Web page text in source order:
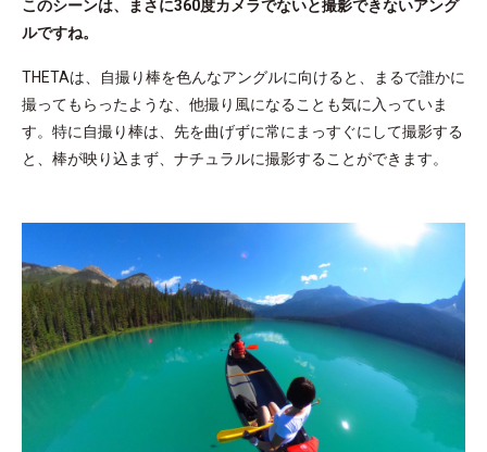
このシーンは、まさに360度カメラでないと撮影できないアング
ルですね。
THETAは、自撮り棒を色んなアングルに向けると、まるで誰かに
撮ってもらったような、他撮り風になることも気に入っていま
す。特に自撮り棒は、先を曲げずに常にまっすぐにして撮影する
と、棒が映り込まず、ナチュラルに撮影することができます。